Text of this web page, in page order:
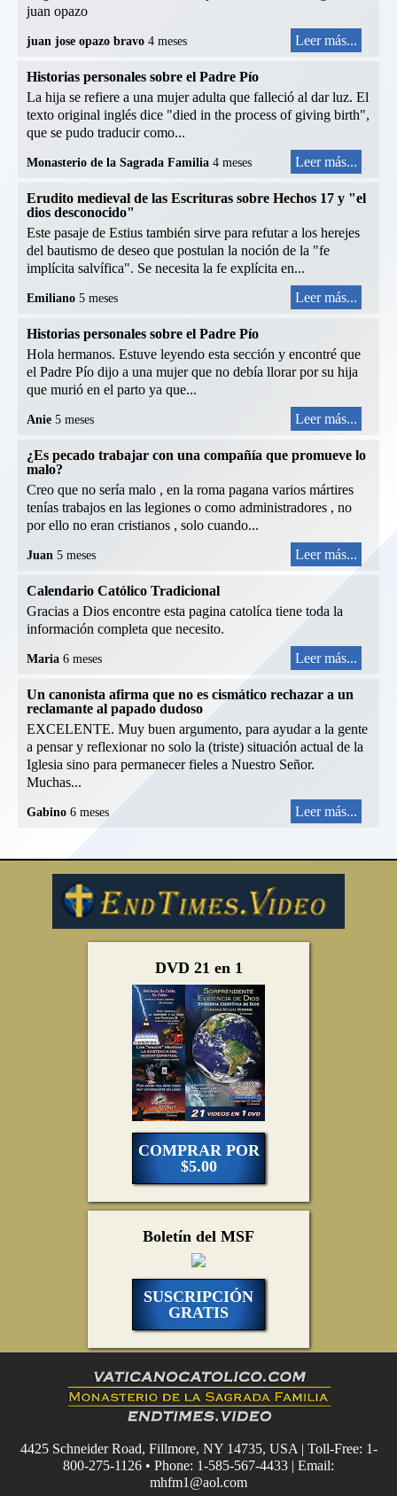
juan opazo
juan jose opazo bravo 4 meses Leer más...
Historias personales sobre el Padre Pío
La hija se refiere a una mujer adulta que falleció al dar luz. El
texto original inglés dice "died in the process of giving birth",
que se pudo traducir como...
Monasterio de la Sagrada Familia 4 meses Leer más...
Erudito medieval de las Escrituras sobre Hechos 17 y "el
dios desconocido"
Este pasaje de Estius también sirve para refutar a los herejes
del bautismo de deseo que postulan la noción de la "fe
implícita salvífica". Se necesita la fe explícita en...
Emiliano 5 meses Leer más...
Historias personales sobre el Padre Pío
Hola hermanos. Estuve leyendo esta sección y encontré que
el Padre Pío dijo a una mujer que no debía llorar por su hija
que murió en el parto ya que...
Anie 5 meses Leer más...
¿Es pecado trabajar con una compañía que promueve lo
malo?
Creo que no sería malo , en la roma pagana varios mártires
tenías trabajos en las legiones o como administradores , no
por ello no eran cristianos , solo cuando...
Juan 5 meses Leer más...
Calendario Católico Tradicional
Gracias a Dios encontre esta pagina catolíca tiene toda la
información completa que necesito.
Maria 6 meses Leer más...
Un canonista afirma que no es cismático rechazar a un
reclamante al papado dudoso
EXCELENTE. Muy buen argumento, para ayudar a la gente
a pensar y reflexionar no solo la (triste) situación actual de la
Iglesia sino para permanecer fieles a Nuestro Señor.
Muchas...
Gabino 6 meses Leer más...
DVD 21 en 1
COMPRAR POR
$5.00
Boletín del MSF
SUSCRIPCIÓN
GRATIS
4425 Schneider Road, Fillmore, NY 14735, USA | Toll-Free: 1-
800-275-1126 • Phone: 1-585-567-4433 | Email:
mhfm1@aol.com